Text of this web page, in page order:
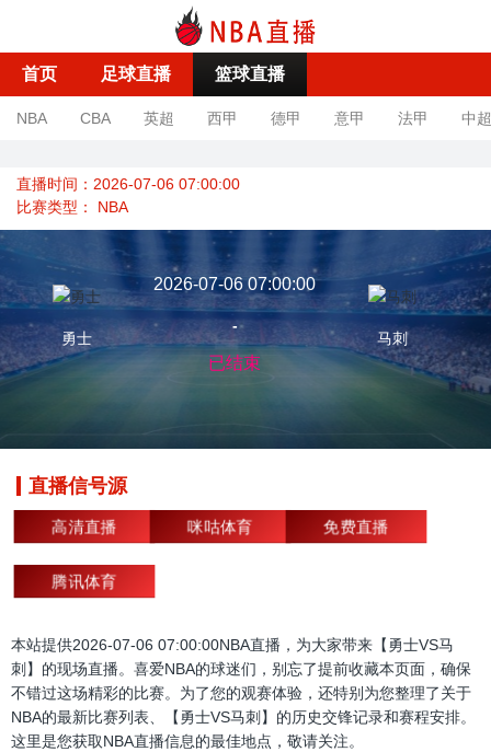
首页 足球直播 篮球直播
NBA CBA 英超 西甲 德甲 意甲 法甲 中超
直播时间：2026-07-06 07:00:00
比赛类型： NBA
勇士
2026-07-06 07:00:00
-
已结束
马刺
直播信号源
高清直播 咪咕体育 免费直播
腾讯体育
本站提供2026-07-06 07:00:00NBA直播，为大家带来【勇士VS马
刺】的现场直播。喜爱NBA的球迷们，别忘了提前收藏本页面，确保
不错过这场精彩的比赛。为了您的观赛体验，还特别为您整理了关于
NBA的最新比赛列表、【勇士VS马刺】的历史交锋记录和赛程安排。
这里是您获取NBA直播信息的最佳地点，敬请关注。